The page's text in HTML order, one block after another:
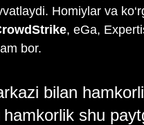
Homiylar va
, eGa,
bor.
bilan
shu